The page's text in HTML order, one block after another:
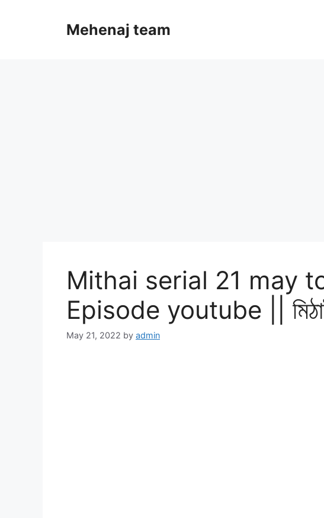
Mehenaj team
Mithai serial 21 may
Episode youtube ||
May 21, 2022 by admin